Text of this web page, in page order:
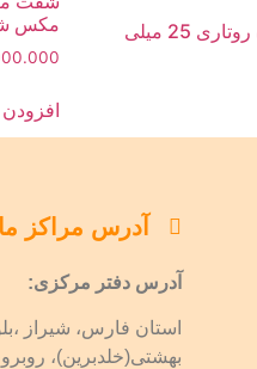
صفحه نگهدارنده روتاری 25 میلی
مکس
آدرس مراکز
آدرس دفتر مرکزی:
استان فارس، شیراز
بهشتی(خلدبرین)،